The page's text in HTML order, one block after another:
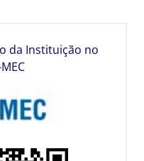
da Instituição no